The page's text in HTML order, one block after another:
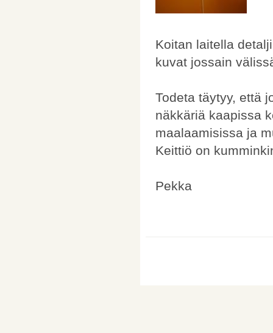
Koitan laitella
kuvat jossain
Todeta täytyy, että
näkkäriä kaapissa
maalaamisissa ja
Keittiö on
Pekka